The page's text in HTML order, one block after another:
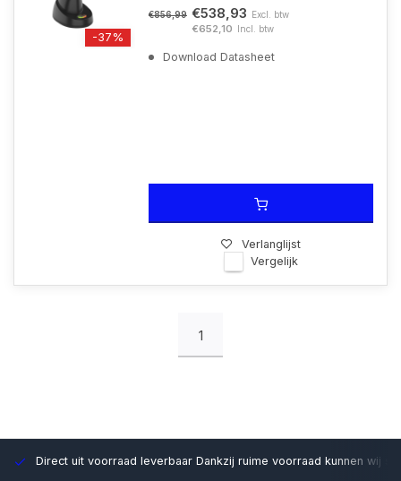
-37%
€856,99 €538,93 Excl. btw
€652,10 Incl. btw
Download Datasheet
Verlanglijst
Vergelijk
1
Direct uit voorraad leverbaar Dankzij ruime voorraad kunnen wij